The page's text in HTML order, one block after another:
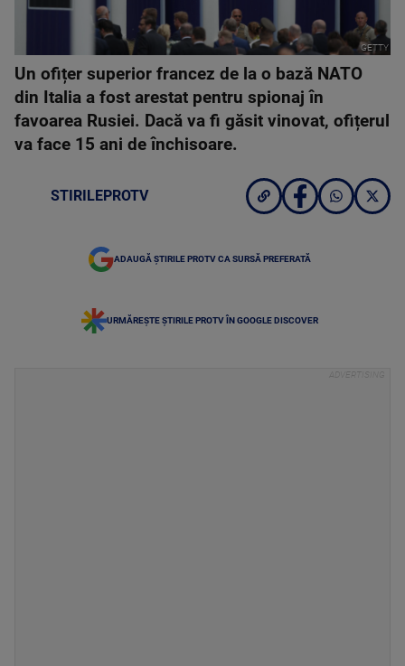
GETTY
Un ofițer superior francez de la o bază NATO
din Italia a fost arestat pentru spionaj în
favoarea Rusiei. Dacă va fi găsit vinovat, ofițerul
va face 15 ani de închisoare.
STIRILEPROTV
ADAUGĂ ȘTIRILE PROTV CA SURSĂ PREFERATĂ
URMĂREȘTE ȘTIRILE PROTV ÎN GOOGLE DISCOVER